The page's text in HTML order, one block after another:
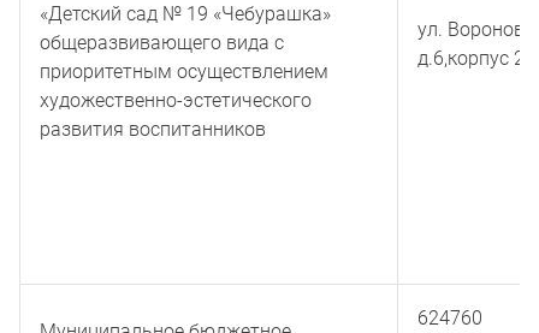
«Детский сад № 19 «Чебурашка»
общеразвивающего вида с
приоритетным осуществлением
художественно-эстетического
развития воспитанников
ул. Воронова,
д.6,корпус 2
624760